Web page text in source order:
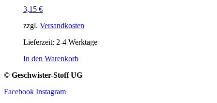
3,15 €
zzgl. Versandkosten
Lieferzeit: 2-4 Werktage
In den Warenkorb
© Geschwister-Stoff UG
Facebook Instagram